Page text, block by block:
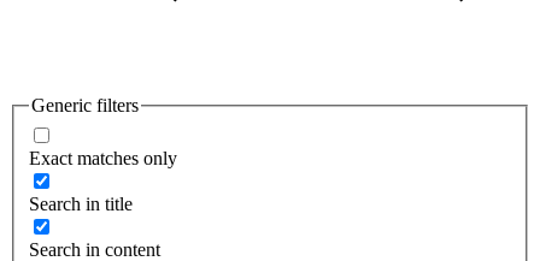
Generic filters
Exact matches only
Search in title
Search in content